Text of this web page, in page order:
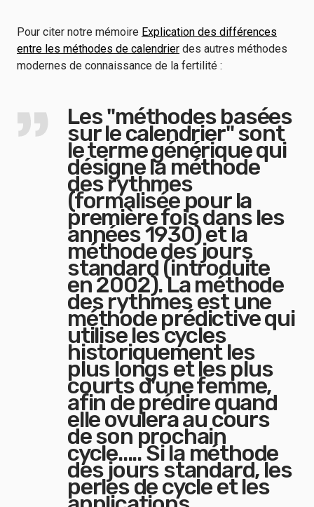
Pour citer notre mémoire Explication des différences
entre les méthodes de calendrier des autres méthodes
modernes de connaissance de la fertilité :
Les "méthodes basées
sur le calendrier" sont
le terme générique qui
désigne la méthode
des rythmes
(formalisée pour la
première fois dans les
années 1930) et la
méthode des jours
standard (introduite
en 2002). La méthode
des rythmes est une
méthode prédictive qui
utilise les cycles
historiquement les
plus longs et les plus
courts d'une femme,
afin de prédire quand
elle ovulera au cours
de son prochain
cycle..... Si la méthode
des jours standard, les
perles de cycle et les